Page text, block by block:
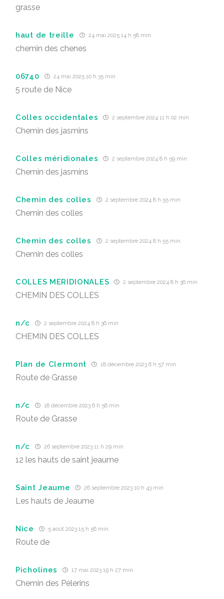
grasse
haut de treille 24 mai 2025 14 h 58 min
chemin des chenes
06740 24 mai 2025 10 h 35 min
5 route de Nice
Colles occidentales 2 septembre 2024 11 h 02 min
Chemin des jasmins
Colles méridionales 2 septembre 2024 8 h 59 min
Chemin des jasmins
Chemin des colles 2 septembre 2024 8 h 55 min
Chemin des colles
Chemin des colles 2 septembre 2024 8 h 55 min
Chemin des colles
COLLES MERIDIONALES 2 septembre 2024 8 h 36 min
CHEMIN DES COLLES
n/c 2 septembre 2024 8 h 36 min
CHEMIN DES COLLES
Plan de Clermont 18 décembre 2023 6 h 57 min
Route de Grasse
n/c 18 décembre 2023 6 h 56 min
Route de Grasse
n/c 26 septembre 2023 11 h 29 min
12 les hauts de saint jeaume
Saint Jeaume 26 septembre 2023 10 h 43 min
Les hauts de Jeaume
Nice 5 août 2023 15 h 56 min
Route de
Picholines 17 mai 2023 19 h 27 min
Chemin des Pèlerins